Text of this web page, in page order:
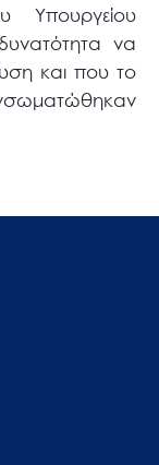
Υπουργείου
να
και που το